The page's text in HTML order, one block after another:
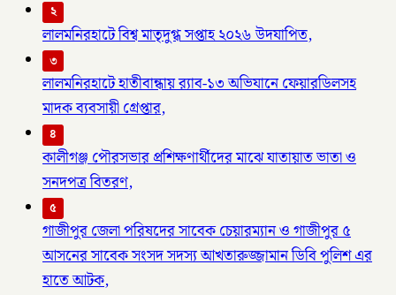
২
লালমনিরহাটে বিশ্ব মাতৃদুগ্ধ সপ্তাহ ২০২৬ উদযাপিত,
৩
লালমনিরহাটে হাতীবান্ধায় র‌্যাব-১৩ অভিযানে ফেয়ারডিলসহ
মাদক ব্যবসায়ী গ্রেপ্তার,
৪
কালীগঞ্জ পৌরসভার প্রশিক্ষণার্থীদের মাঝে যাতায়াত ভাতা ও
সনদপত্র বিতরণ,
৫
গাজীপুর জেলা পরিষদের সাবেক চেয়ারম্যান ও গাজীপুর ৫
আসনের সাবেক সংসদ সদস্য আখতারুজ্জামান ডিবি পুলিশ এর
হাতে আটক,